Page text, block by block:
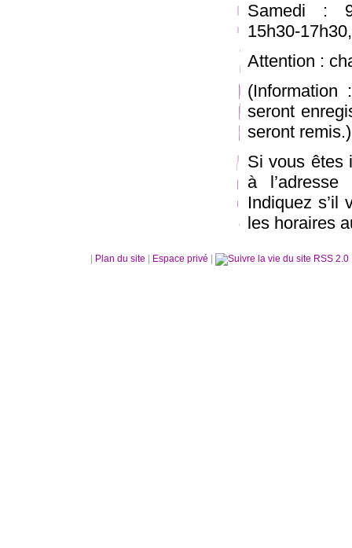
Samedi :
15h30-
Attention :
(Information
seront
seront remis.)
Si vous êtes
à
Indiquez s’il
les horaires
Plan du site Espace privé RSS 2.0